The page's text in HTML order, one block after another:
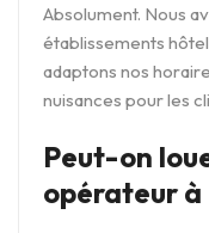
Absolument. Nous
établissements
adaptons nos
nuisances pour les
Peut-on
opérateur à